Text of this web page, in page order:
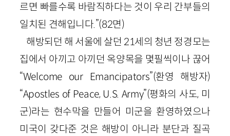
르면 빠를수록 바람직하다는 것이 우리 간부들의
일치된 견해입니다.”(82면)
해방되던 해 서울에 살던 21세의 청년 정경모는
집에서 아끼고 아끼던 옥양목을 몇필씩이나 끊어
“Welcome our Emancipators”(환영 해방자)
“Apostles of Peace, U.S. Army”(평화의 사도, 미
군)라는 현수막을 만들어 미군을 환영하였으나
미국이 갖다준 것은 해방이 아니라 분단과 질곡